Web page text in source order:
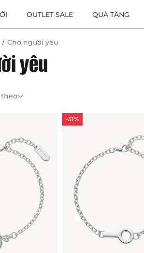
OUTLET SALE QUÀ TẶNG
Cho người yêu
yêu
theo
-51%